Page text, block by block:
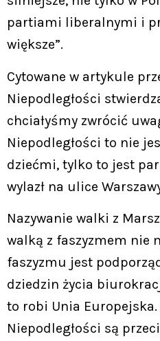
partiami liberalnymi i
większe”.
Cytowane w artykule
Niepodległości
chciałyśmy zwrócić
Niepodległości to nie
dziećmi, tylko to jest
wylazł na ulice
Nazywanie walki z
walką z faszyzmem nie
faszyzmu jest
dziedzin życia
to robi Unia
Niepodległości są